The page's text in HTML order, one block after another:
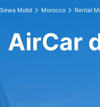
Sewa Mobil Morocco Rental
AirCar